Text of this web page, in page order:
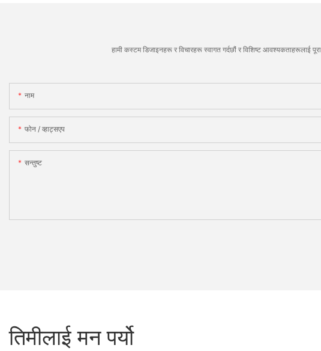
हामी कस्टम डिजाइनहरू र विचारहरू स्वागत गर्दछौं र विशिष्ट आवश्यकताहरूलाई
नाम
फोन / व्हाट्सएप
सन्तुष्ट
तिमीलाई मन पर्यो